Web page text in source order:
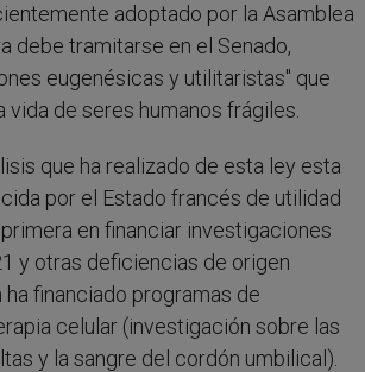
adoptado por la Asamblea
debe tramitarse en el Senado,
eugenésicas y utilitaristas" que
vida de seres humanos frágiles.
que ha realizado de esta ley esta
por el Estado francés de utilidad
en financiar investigaciones
y otras deficiencias de origen
financiado programas de
celular (investigación sobre las
y la sangre del cordón umbilical).